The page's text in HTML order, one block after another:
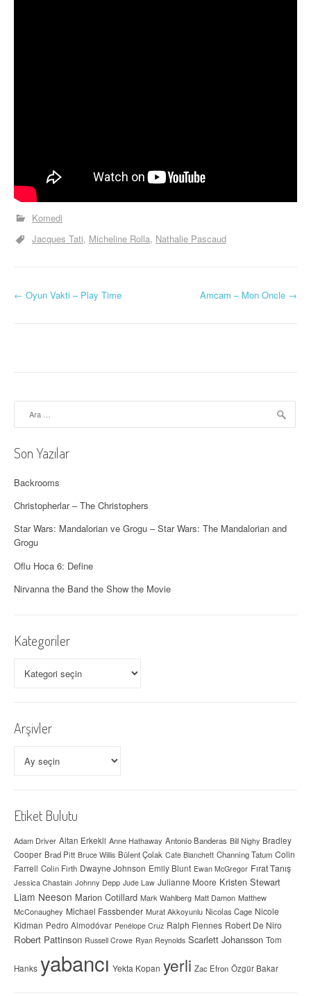
Komedi
Jacques Tati Micheline Rolla Nathalie Pascaud
Y
d
o
l
a
ş
ı
m
ı
← Oyun Vakti – Play Time Amcam – Mon Oncle →
Son Yazılar
Backrooms
Christopherlar – The Christophers
Star Wars: Mandalorian ve Grogu – Star Wars: The Mandalorian and
Grogu
Oflu Hoca 6: Define
Nirvanna the Band the Show the Movie
Kategoriler
Arşivler
Etiket Bulutu
Adam Driver Altan Erkekli Anne Hathaway Antonio Banderas Bill Nighy Bradley
Cooper Brad Pitt Bruce Willis Bülent Çolak Cate Blanchett Channing Tatum Colin
Farrell Colin Firth Dwayne Johnson Emily Blunt Ewan McGregor Fırat Tanış
Jessica Chastain Johnny Depp Jude Law Julianne Moore Kristen Stewart
Liam Neeson Marion Cotillard Mark Wahlberg Matt Damon Matthew
McConaughey Michael Fassbender Murat Akkoyunlu Nicolas Cage Nicole
Kidman Pedro Almodóvar Penélope Cruz Ralph Fiennes Robert De Niro
Robert Pattinson Russell Crowe Ryan Reynolds Scarlett Johansson Tom
Hanks yabancı Yekta Kopan yerli Zac Efron Özgür Bakar